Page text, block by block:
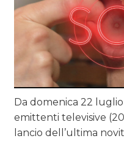
Da domenica 22
emittenti televisive
lancio dell’ultima